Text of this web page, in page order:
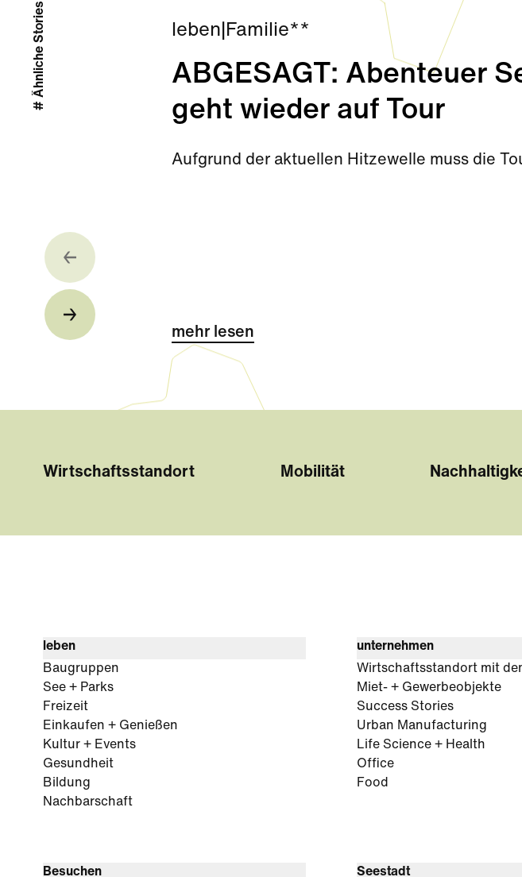
leben Familie**
ABGESAGT: Abenteuer
geht wieder auf Tour
Aufgrund der aktuellen Hitzewelle muss die
mehr lesen
# Ähnliche Stories
Wirtschaftsstandort Mobilität
leben
Baugruppen
See + Parks
Freizeit
Einkaufen + Genießen
Kultur + Events
Gesundheit
Bildung
Nachbarschaft
unternehmen
Wirtschaftsstandort mit
Miet- + Gewerbeobjekte
Success Stories
Urban Manufacturing
Life Science + Health
Office
Food
Besuchen Seestadt